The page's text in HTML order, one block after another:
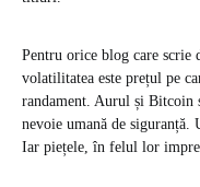
Pentru orice blog care scrie
volatilitatea este prețul pe
randament. Aurul și Bitcoin
nevoie umană de siguranță.
Iar piețele, în felul lor